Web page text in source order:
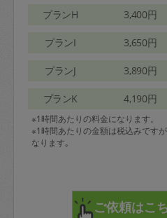
プランH 3,400円
プランI 3,650円
プランJ 3,890円
プランK 4,190円
※1時間あたりの料金になります。
※1時間あたりの金額は税込みです
なります｡